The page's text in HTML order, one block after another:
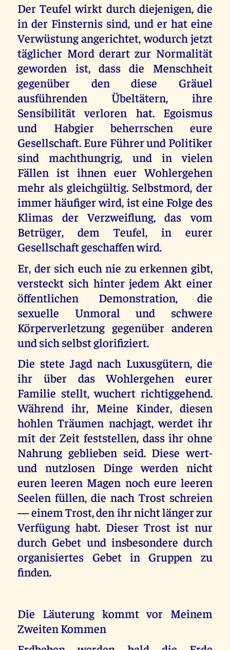
Der Teufel wirkt durch diejenigen, die
in der Finsternis sind, und er hat eine
Verwüstung angerichtet, wodurch jetzt
täglicher Mord derart zur Normalität
geworden ist, dass die Menschheit
gegenüber den diese Gräuel
ausführenden Übeltätern, ihre
Sensibilität verloren hat. Egoismus
und Habgier beherrschen eure
Gesellschaft. Eure Führer und Politiker
sind machthungrig, und in vielen
Fällen ist ihnen euer Wohlergehen
mehr als gleichgültig. Selbstmord, der
immer häufiger wird, ist eine Folge des
Klimas der Verzweiflung, das vom
Betrüger, dem Teufel, in eurer
Gesellschaft geschaffen wird.
Er, der sich euch nie zu erkennen gibt,
versteckt sich hinter jedem Akt einer
öffentlichen Demonstration, die
sexuelle Unmoral und schwere
Körperverletzung gegenüber anderen
und sich selbst glorifiziert.
Die stete Jagd nach Luxusgütern, die
ihr über das Wohlergehen eurer
Familie stellt, wuchert richtiggehend.
Während ihr, Meine Kinder, diesen
hohlen Träumen nachjagt, werdet ihr
mit der Zeit feststellen, dass ihr ohne
Nahrung geblieben seid. Diese wert-
und nutzlosen Dinge werden nicht
euren leeren Magen noch eure leeren
Seelen füllen, die nach Trost schreien
— einem Trost, den ihr nicht länger zur
Verfügung habt. Dieser Trost ist nur
durch Gebet und insbesondere durch
organisiertes Gebet in Gruppen zu
finden.
Die Läuterung kommt vor Meinem
Zweiten Kommen